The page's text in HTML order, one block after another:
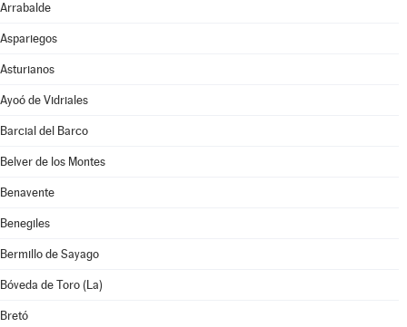
Arrabalde
Aspariegos
Asturianos
Ayoó de Vidriales
Barcial del Barco
Belver de los Montes
Benavente
Benegiles
Bermillo de Sayago
Bóveda de Toro (La)
Bretó